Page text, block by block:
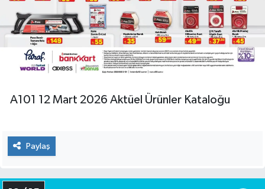
A101 12 Mart 2026 Aktüel Ürünler Kataloğu
Paylaş